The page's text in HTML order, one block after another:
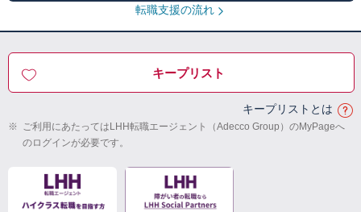
転職支援の流れ
キープリスト
キープリストとは
※ ご利用にあたってはLHH転職エージェント（Adecco Group）のMyPageへ
のログインが必要です。